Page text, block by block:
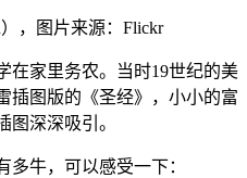
，图片来源：Flickr
在家里务农。当时19世纪的美
插图版的《圣经》，小小的富
图深深吸引。
牛，可以感受一下：